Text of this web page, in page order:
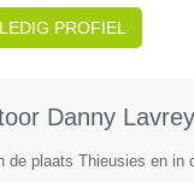
PROFIEL
Danny
de plaats Thieusies en in